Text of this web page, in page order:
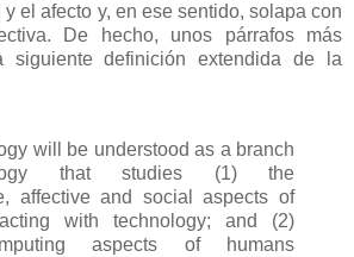
el afecto y, en ese sentido, solapa con
De hecho, unos párrafos más
definición extendida de la
will be understood as a branch
that studies (1) the
affective and social aspects of
with technology; and (2)
aspects of humans